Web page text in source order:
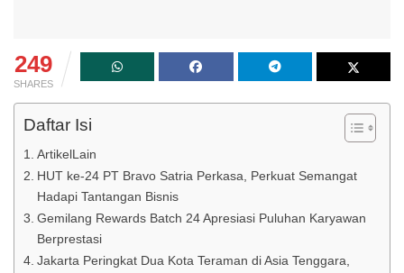
249
SHARES
Daftar Isi
ArtikelLain
HUT ke-24 PT Bravo Satria Perkasa, Perkuat Semangat
Hadapi Tantangan Bisnis
Gemilang Rewards Batch 24 Apresiasi Puluhan Karyawan
Berprestasi
Jakarta Peringkat Dua Kota Teraman di Asia Tenggara,